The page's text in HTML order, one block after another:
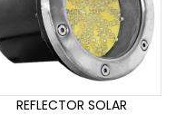
REFLECTOR SOLAR